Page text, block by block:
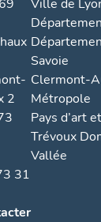
2
31
Ville de
Savoie
Clermont-
Métropole
Pays d’art
Trévoux
Vallée